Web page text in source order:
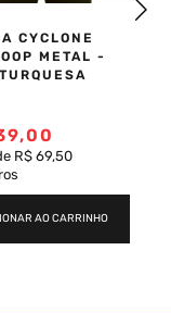
CYCLONE
METAL -
,00
R$ 69,50
AO CARRINHO